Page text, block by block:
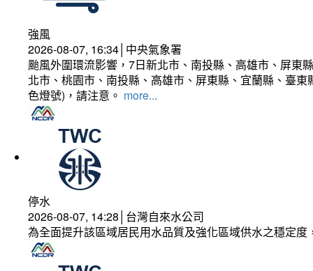
強風
2026-08-07, 16:34│中央氣象署
颱風外圍環流影響，7日新北市、南投縣、高雄市、屏東
北市、桃園市、南投縣、高雄市、屏東縣、宜蘭縣、臺
色燈號)，請注意。 more...
停水
2026-08-07, 14:28│台灣自來水公司
為全面提升該區域居民用水品質及強化區域供水之穩定